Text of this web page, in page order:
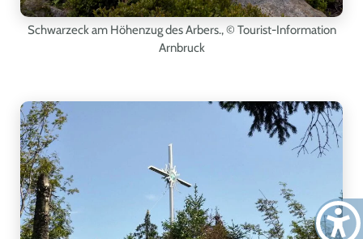
Schwarzeck am Höhenzug des Arbers., © Tourist-Information
Arnbruck